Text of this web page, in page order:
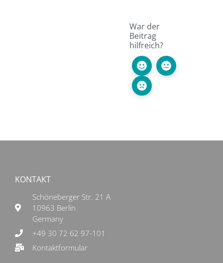
War der
Beitrag
hilfreich?
KONTAKT
Schöneberger Str. 21 A
10963 Berlin
Germany
+49 30 72 62 97-101
Kontaktformular